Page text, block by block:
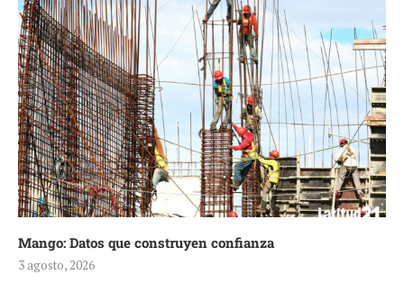
Mango: Datos que construyen confianza
3 agosto, 2026